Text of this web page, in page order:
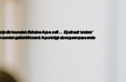
dik tevreden. Behalve Ayse zelf… Zij wil wat ‘anders’
geïdentificeerd. Ayse krijgt alsnog een passende